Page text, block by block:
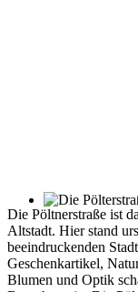
Die Pöltnerstraße ist
Altstadt. Hier stand
beeindruckenden
Geschenkartikel,
Blumen und Optik